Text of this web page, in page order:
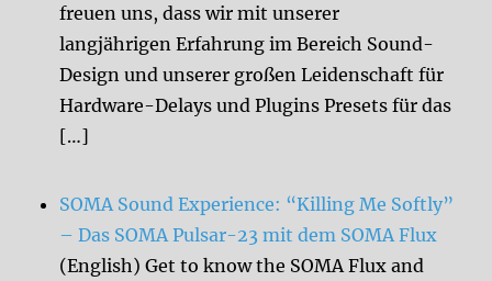
freuen uns, dass wir mit unserer
langjährigen Erfahrung im Bereich Sound-
Design und unserer großen Leidenschaft für
Hardware-Delays und Plugins Presets für das
[…]
SOMA Sound Experience: “Killing Me Softly”
– Das SOMA Pulsar-23 mit dem SOMA Flux
(English) Get to know the SOMA Flux and